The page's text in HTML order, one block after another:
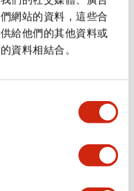
網站的資料，這些合
給他們的其他資料或
資料相結合。
顯示全部